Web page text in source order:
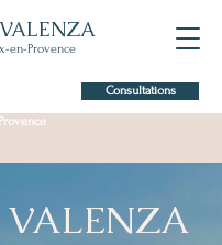
en-Provence
Consultations
VALENZA